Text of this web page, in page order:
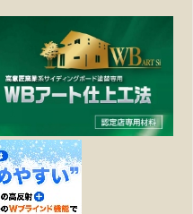
とはありますか？
変わりますか？
能ですか？
すか？
るのですか？
ものはありますか？